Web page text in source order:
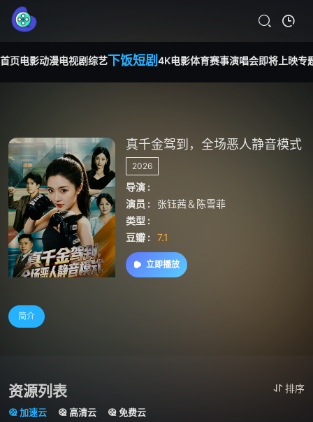
首页电影动漫电视剧综艺下饭短剧 4K电影体育赛事演唱会即将上映专
真千金驾到，全场恶人静音模式
2026
导演 :
演员 :
张钰茜＆陈雪菲
类型 :
豆瓣 :
7.1
立即播放
简介
资源列表 排序
加速云 高清云 免费云